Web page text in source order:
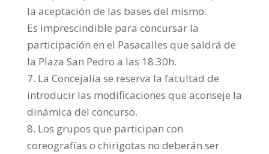
la aceptación de las bases del mismo.
Es imprescindible para concursar la
participación en el Pasacalles que saldrá de
la Plaza San Pedro a las 18.30h.
7. La Concejalía se reserva la facultad de
introducir las modificaciones que aconseje la
dinámica del concurso.
8. Los grupos que participan con
coreografías o chirigotas no deberán ser